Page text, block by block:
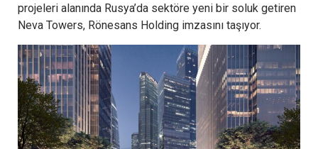
projeleri alanında Rusya’da sektöre yeni bir soluk getiren
Neva Towers, Rönesans Holding imzasını taşıyor.